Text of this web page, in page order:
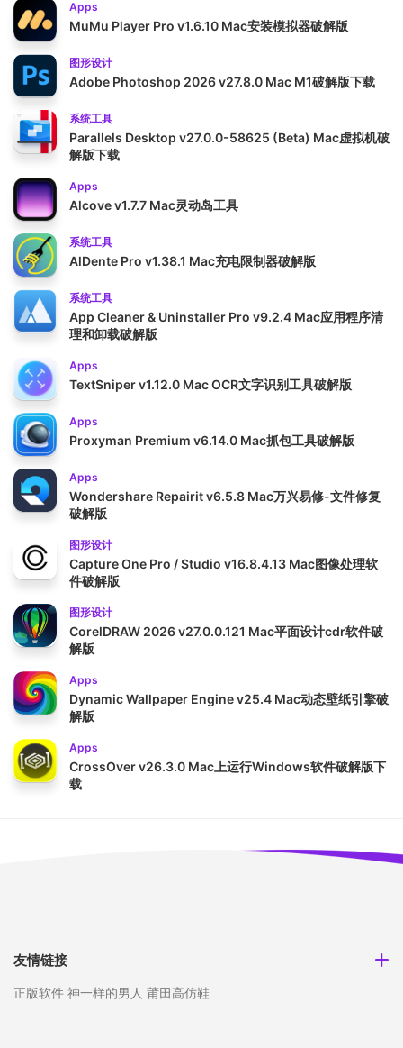
Apps
MuMu Player Pro v1.6.10 Mac安装模拟器破解版
图形设计
Adobe Photoshop 2026 v27.8.0 Mac M1破解版下载
系统工具
Parallels Desktop v27.0.0-58625 (Beta) Mac虚拟机破
解版下载
Apps
Alcove v1.7.7 Mac灵动岛工具
系统工具
AlDente Pro v1.38.1 Mac充电限制器破解版
系统工具
App Cleaner & Uninstaller Pro v9.2.4 Mac应用程序清
理和卸载破解版
Apps
TextSniper v1.12.0 Mac OCR文字识别工具破解版
Apps
Proxyman Premium v6.14.0 Mac抓包工具破解版
Apps
Wondershare Repairit v6.5.8 Mac万兴易修-文件修复
破解版
图形设计
Capture One Pro / Studio v16.8.4.13 Mac图像处理软
件破解版
图形设计
CorelDRAW 2026 v27.0.0.121 Mac平面设计cdr软件破
解版
Apps
Dynamic Wallpaper Engine v25.4 Mac动态壁纸引擎破
解版
Apps
CrossOver v26.3.0 Mac上运行Windows软件破解版下
载
友情链接
正版软件 神一样的男人 莆田高仿鞋